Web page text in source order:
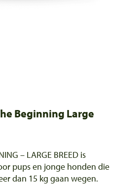
Beginning Large
– LARGE BREED is
pups en jonge honden die
dan 15 kg gaan wegen.